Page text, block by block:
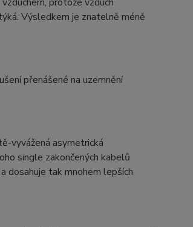
Výsledkem je znatelně méně
přenášené na uzemnění
vyvážená asymetrická
single zakončených kabelů
dosahuje tak mnohem lepších